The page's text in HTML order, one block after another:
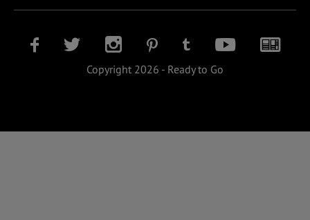
Copyright 2026 - Ready to Go